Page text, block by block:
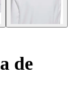
de